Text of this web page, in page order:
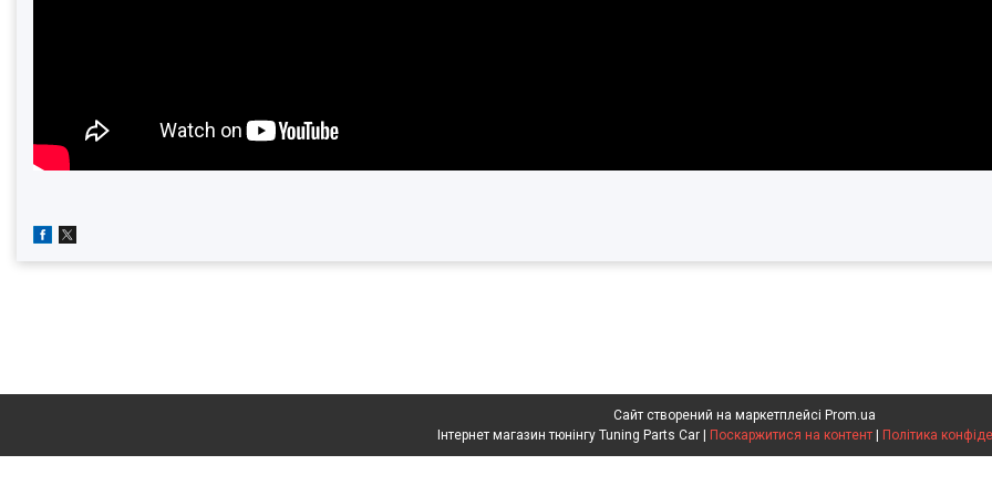
Сайт створений на маркетплейсі Prom.ua
Поскаржитися на контент Політика